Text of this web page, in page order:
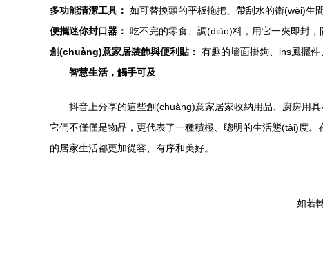
多功能清潔工具： 如可替換頭的平板拖把、帶刮水的衛(wèi)生
便攜迷你封口器： 吃不完的零食、調(diào)料，用它一夾即封，
創(chuàng)意家居裝飾與便利貼： 有趣的墻面掛鉤、ins風擺
智慧生活，觸手可及
抖音上分享的這些創(chuàng)意家居家收納用品、廚房用
它們不僅僅是物品，更代表了一種積極、聰明的生活態(tài)度
的居家生活都更加從容、有序和美好。
如若